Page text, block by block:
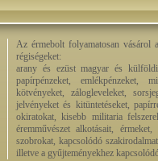
Az érmebolt folyamatosan vásárol
régiségeket:
arany és ezüst magyar és
papírpénzeket, emlékpénzeket,
kötvényeket, zálogleveleket,
jelvényeket és kitüntetéseket,
okiratokat, kisebb militaria
éremművészet alkotásait,
szobrokat, kapcsolódó
illetve a gyűjteményekhez